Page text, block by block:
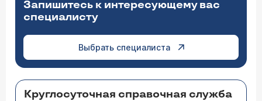
Запишитесь к интересующему вас
специалисту
Выбрать специалиста
Круглосуточная справочная служба